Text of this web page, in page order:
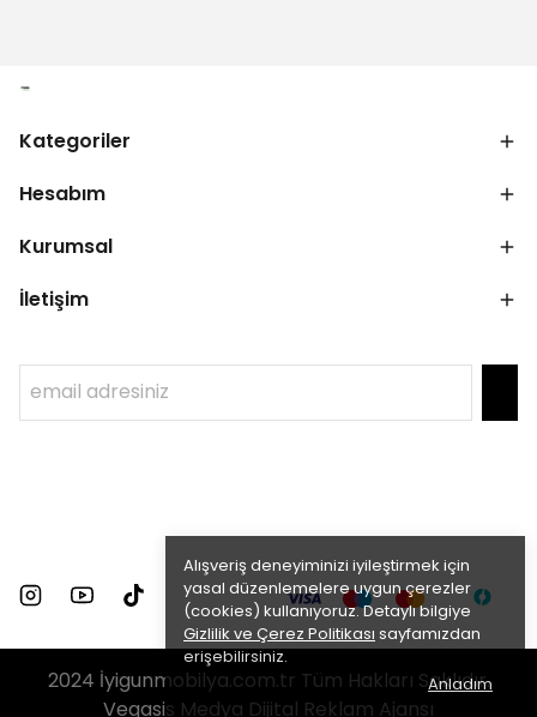
Alışveriş deneyiminizi iyileştirmek için
yasal düzenlemelere uygun çerezler
(cookies) kullanıyoruz. Detaylı bilgiye
Gizlilik ve Çerez Politikası sayfamızdan
erişebilirsiniz.
Anladım
Kategoriler
Hesabım
Kurumsal
İletişim
2024 İyigunmobilya.com.tr Tüm Hakları Saklıdır.
Vegasis Medya Dijital Reklam Ajansı